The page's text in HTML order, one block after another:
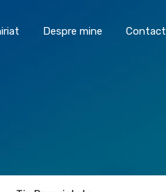
De Vânzare De Închiriat
Despre mine Contact